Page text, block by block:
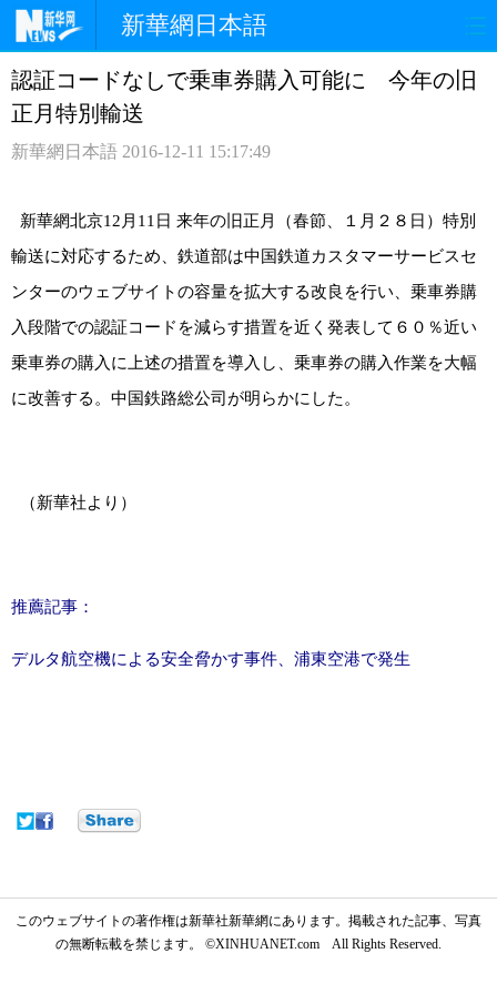
新華網日本語
ホームページ 政治 経済
中日対訳
認証コードなしで乗車券購入可能に 今年の旧
正月特別輸送
新華網日本語 2016-12-11 15:17:49
新華網北京1 2月11日 来年の旧正月（春節、１月２８日）特別
輸送に対応するため、鉄道部は中国鉄道カスタマーサービスセ
ンターのウェブサイトの容量を拡大する改良を行い、乗車券購
入段階での認証コードを減らす措置を近く発表して６０％近い
乗車券の購入に上述の措置を導入し、乗車券の購入作業を大幅
に改善する。中国鉄路総公司が明らかにした。
（新華社より）
推薦記事：
デルタ航空機による安全脅かす事件、浦東空港で発生
このウェブサイトの著作権は新華社新華網にあります。掲載された記事、写真
の無断転載を禁じます。 ©XINHUANET.com All Rights Reserved.